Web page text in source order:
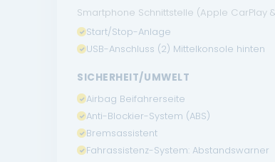
Smartphone Schnittstelle (Apple CarPlay
Start/Stop-Anlage
USB-Anschluss (2) Mittelkonsole hinten
SICHERHEIT/UMWELT
Airbag Beifahrerseite
Anti-Blockier-System (ABS)
Bremsassistent
Fahrassistenz-System: Abstandswarner